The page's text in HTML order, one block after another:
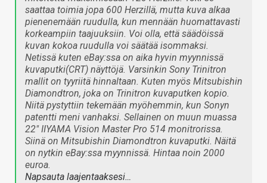
saattaa toimia jopa 600 Herzillä, mutta kuva alkaa
pienenemään ruudulla, kun mennään huomattavasti
korkeampiin taajuuksiin. Voi olla, että säädöissä
kuvan kokoa ruudulla voi säätää isommaksi.
Netissä kuten eBay:ssa on aika hyvin myynnissä
kuvaputki(CRT) näyttöjä. Varsinkin Sony Trinitron
mallit on tyyriitä hinnaltaan. Kuten myös Mitsubishin
Diamondtron, joka on Trinitron kuvaputken kopio.
Niitä pystyttiin tekemään myöhemmin, kun Sonyn
patentti meni vanhaksi. Sellainen on muun muassa
22" IIYAMA Vision Master Pro 514 monitrorissa.
Siinä on Mitsubishin Diamondtron kuvaputki. Näitä
on nytkin eBay:ssa myynnissä. Hintaa noin 2000
euroa.
Napsauta laajentaaksesi…